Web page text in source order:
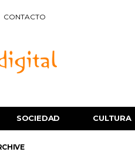
CONTACTO
SOCIEDAD CULTURA